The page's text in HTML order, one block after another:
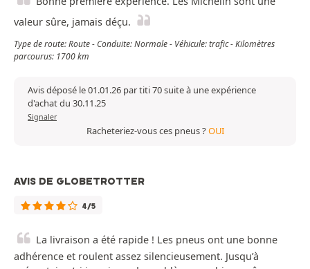
valeur sûre, jamais déçu.
Type de route: Route - Conduite: Normale - Véhicule: trafic - Kilomètres
parcourus: 1700 km
Avis déposé le 01.01.26 par titi 70 suite à une expérience
d'achat du 30.11.25
Signaler
Racheteriez-vous ces pneus ?OUI
AVIS DE GLOBETROTTER
4/5
La livraison a été rapide ! Les pneus ont une bonne
adhérence et roulent assez silencieusement. Jusqu’à